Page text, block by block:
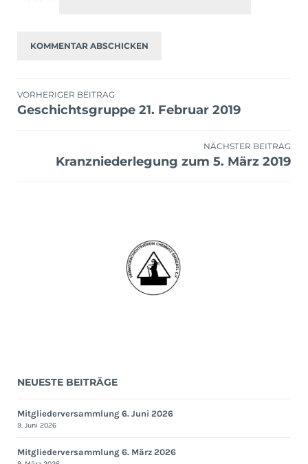
Beitragsnavigation
VORHERIGER BEITRAG
Geschichtsgruppe 21. Februar 2019
NÄCHSTER BEITRAG
Kranzniederlegung zum 5. März 2019
NEUESTE BEITRÄGE
Mitgliederversammlung 6. Juni 2026
9. Juni 2026
Mitgliederversammlung 6. März 2026